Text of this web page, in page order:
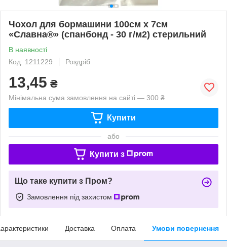
Чохол для бормашини 100см х 7см
«Славна®» (спанбонд - 30 г/м2) стерильний
В наявності
Код: 1211229
Роздріб
13,45 ₴
Мінімальна сума замовлення на сайті — 300 ₴
Купити
або
Купити з
Що таке купити з Пром?
Замовлення під захистом
Доставка Оплата Умови повернення